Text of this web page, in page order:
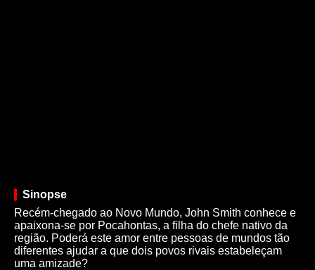
Sinopse
Recém-chegado ao Novo Mundo, John Smith conhece e
apaixona-se por Pocahontas, a filha do chefe nativo da
região. Poderá este amor entre pessoas de mundos tão
diferentes ajudar a que dois povos rivais estabeleçam
uma amizade?